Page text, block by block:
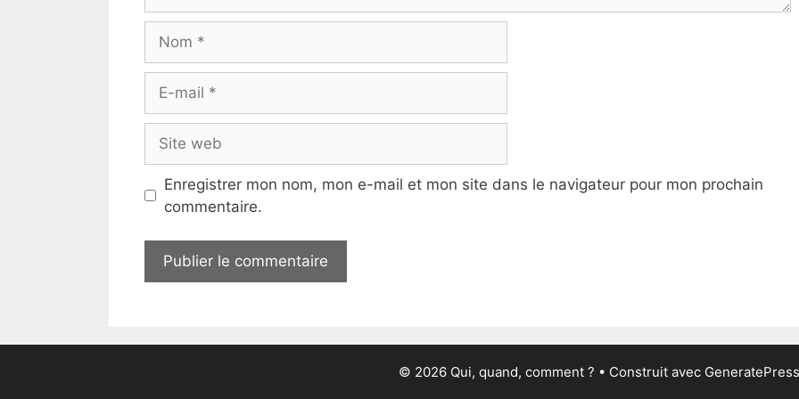
mail
web
Enregistrer mon nom, mon e-mail et mon site dans le navigateur pour mon prochain
commentaire.
© 2026 Qui, quand, comment ? • Construit avec GeneratePress